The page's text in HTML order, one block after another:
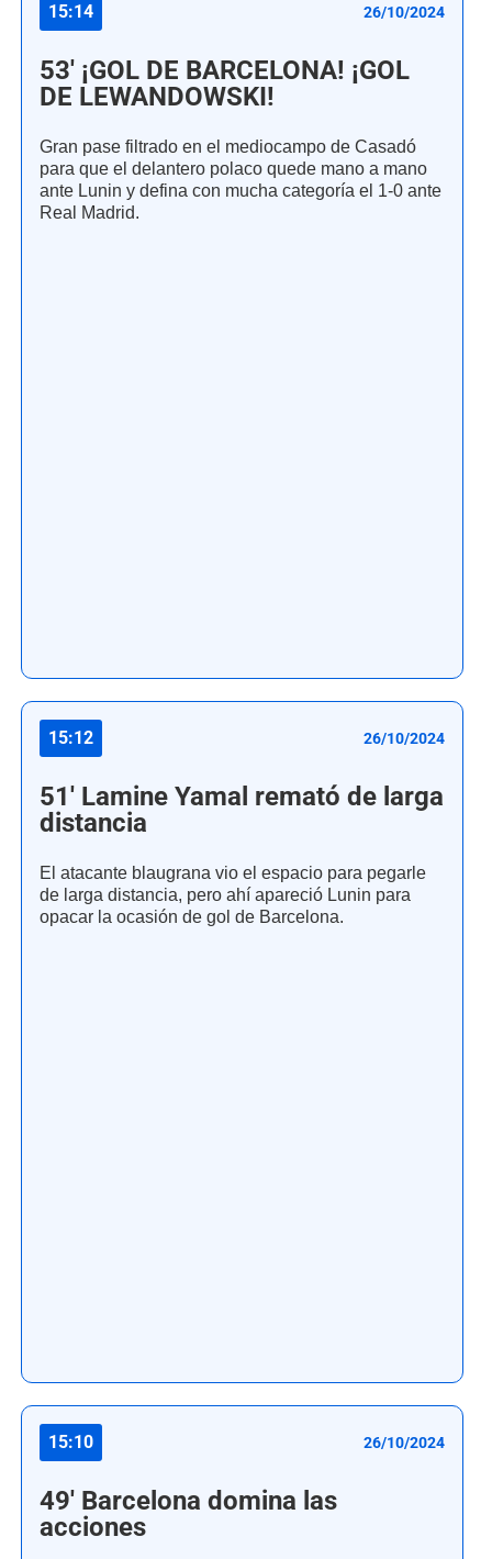
15:14 26/10/2024
53' ¡GOL DE BARCELONA! ¡GOL
DE LEWANDOWSKI!
Gran pase filtrado en el mediocampo de Casadó
para que el delantero polaco quede mano a mano
ante Lunin y defina con mucha categoría el 1-0 ante
Real Madrid.
15:12 26/10/2024
51' Lamine Yamal remató de larga
distancia
El atacante blaugrana vio el espacio para pegarle
de larga distancia, pero ahí apareció Lunin para
opacar la ocasión de gol de Barcelona.
15:10 26/10/2024
49' Barcelona domina las
acciones